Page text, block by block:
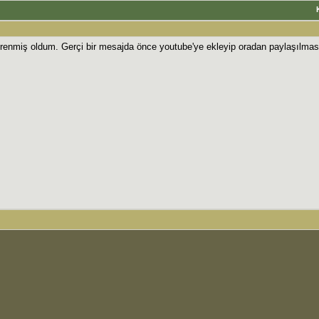
oldum. Gerçi bir mesajda önce youtube'ye ekleyip oradan